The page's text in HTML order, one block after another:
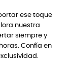
ese toque
nuestra
siempre y
Confía en